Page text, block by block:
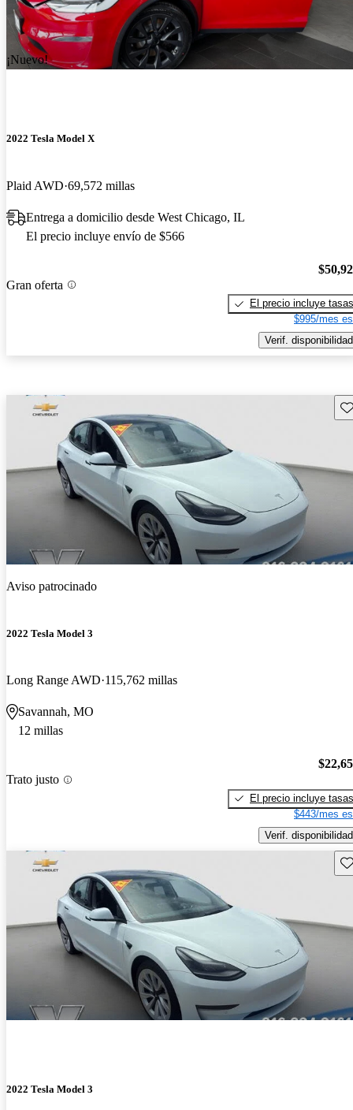
¡Nuevo!
2022 Tesla Model X
Plaid AWD 69,572 millas
Entrega a domicilio desde West Chicago, IL
El precio incluye envío de $566
Gran oferta
El precio incluye tasas
$995/mes
Verif. disponibilidad
Aviso patrocinado
2022 Tesla Model 3
Long Range AWD 115,762 millas
Savannah, MO
12 millas
Trato justo
El precio incluye tasas
$443/mes
Verif. disponibilidad
2022 Tesla Model 3